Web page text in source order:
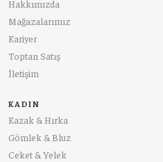
Hakkımızda
Mağazalarımız
Kariyer
Toptan Satış
İletişim
KADIN
Kazak & Hırka
Gömlek & Bluz
Ceket & Yelek